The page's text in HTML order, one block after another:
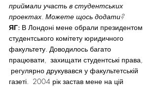
приймали участь в студентських
проектах. Можете щось додати?
ЯГ: В Лондоні мене обрали президентом
студентського комітету юридичного
факультету. Доводилось багато
працювати,  захищати студентські права,
регулярно друкувався у факультетській
газеті.  2004 рік застав мене на цій